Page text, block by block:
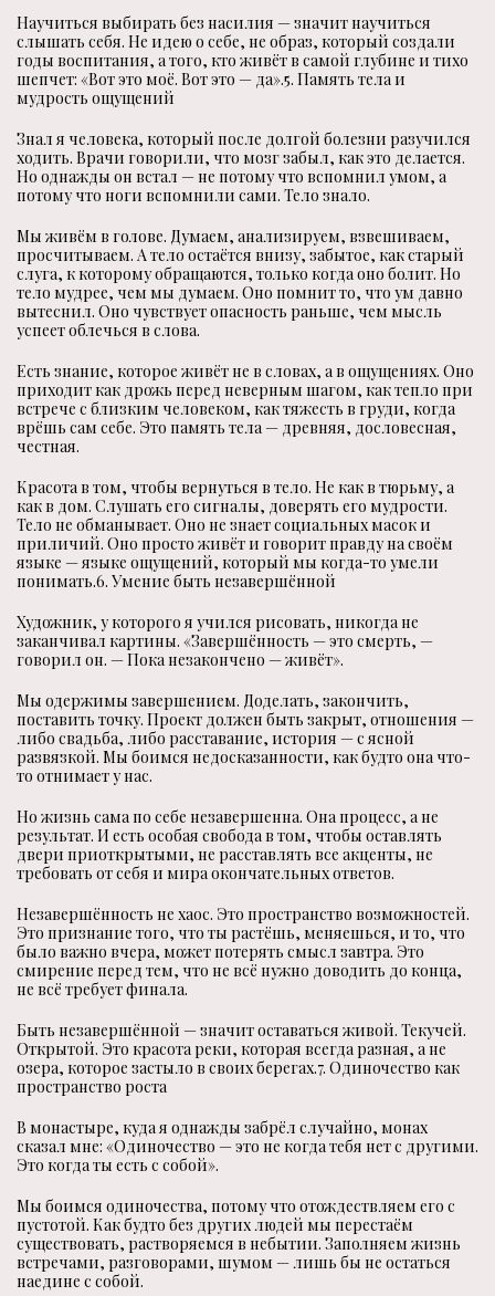
Научиться выбирать без насилия — значит научиться
слышать себя. Не идею о себе, не образ, который создали
годы воспитания, а того, кто живёт в самой глубине и тихо
шепчет: «Вот это моё. Вот это — да».5. Память тела и
мудрость ощущений
Знал я человека, который после долгой болезни разучился
ходить. Врачи говорили, что мозг забыл, как это делается.
Но однажды он встал — не потому что вспомнил умом, а
потому что ноги вспомнили сами. Тело знало.
Мы живём в голове. Думаем, анализируем, взвешиваем,
просчитываем. А тело остаётся внизу, забытое, как старый
слуга, к которому обращаются, только когда оно болит. Но
тело мудрее, чем мы думаем. Оно помнит то, что ум давно
вытеснил. Оно чувствует опасность раньше, чем мысль
успеет облечься в слова.
Есть знание, которое живёт не в словах, а в ощущениях. Оно
приходит как дрожь перед неверным шагом, как тепло при
встрече с близким человеком, как тяжесть в груди, когда
врёшь сам себе. Это память тела — древняя, дословесная,
честная.
Красота в том, чтобы вернуться в тело. Не как в тюрьму, а
как в дом. Слушать его сигналы, доверять его мудрости.
Тело не обманывает. Оно не знает социальных масок и
приличий. Оно просто живёт и говорит правду на своём
языке — языке ощущений, который мы когда-то умели
понимать.6. Умение быть незавершённой
Художник, у которого я учился рисовать, никогда не
заканчивал картины. «Завершённость — это смерть, —
говорил он. — Пока незакончено — живёт».
Мы одержимы завершением. Доделать, закончить,
поставить точку. Проект должен быть закрыт, отношения —
либо свадьба, либо расставание, история — с ясной
развязкой. Мы боимся недосказанности, как будто она что-
то отнимает у нас.
Но жизнь сама по себе незавершенна. Она процесс, а не
результат. И есть особая свобода в том, чтобы оставлять
двери приоткрытыми, не расставлять все акценты, не
требовать от себя и мира окончательных ответов.
Незавершённость не хаос. Это пространство возможностей.
Это признание того, что ты растёшь, меняешься, и то, что
было важно вчера, может потерять смысл завтра. Это
смирение перед тем, что не всё нужно доводить до конца,
не всё требует финала.
Быть незавершённой — значит оставаться живой. Текучей.
Открытой. Это красота реки, которая всегда разная, а не
озера, которое застыло в своих берегах.7. Одиночество как
пространство роста
В монастыре, куда я однажды забрёл случайно, монах
сказал мне: «Одиночество — это не когда тебя нет с другими.
Это когда ты есть с собой».
Мы боимся одиночества, потому что отождествляем его с
пустотой. Как будто без других людей мы перестаём
существовать, растворяемся в небытии. Заполняем жизнь
встречами, разговорами, шумом — лишь бы не остаться
наедине с собой.